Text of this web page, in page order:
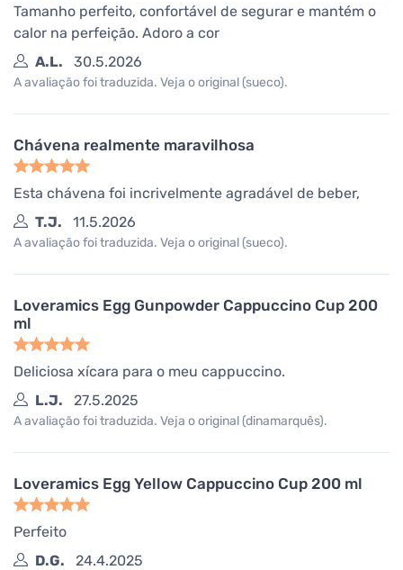
Tamanho perfeito, confortável de segurar e mantém o
calor na perfeição. Adoro a cor
A.L.
30.5.2026
A avaliação foi traduzida. Veja o original (sueco).
Chávena realmente maravilhosa
Esta chávena foi incrivelmente agradável de beber,
T.J.
11.5.2026
A avaliação foi traduzida. Veja o original (sueco).
Loveramics Egg Gunpowder Cappuccino Cup 200
ml
Deliciosa xícara para o meu cappuccino.
L.J.
27.5.2025
A avaliação foi traduzida. Veja o original (dinamarquês).
Loveramics Egg Yellow Cappuccino Cup 200 ml
Perfeito
D.G.
24.4.2025